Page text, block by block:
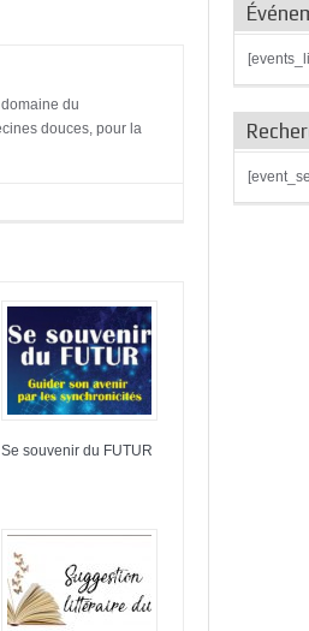
du
douces, pour la
Se souvenir du FUTUR